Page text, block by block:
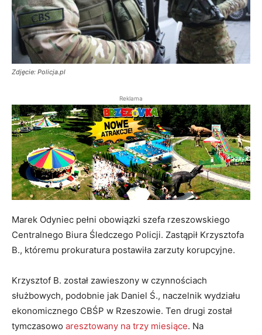
Zdjęcie: Policja.pl
Reklama
Marek Odyniec pełni obowiązki szefa rzeszowskiego
Centralnego Biura Śledczego Policji. Zastąpił Krzysztofa
B., któremu prokuratura postawiła zarzuty korupcyjne.
Krzysztof B. został zawieszony w czynnościach
służbowych, podobnie jak Daniel Ś., naczelnik wydziału
ekonomicznego CBŚP w Rzeszowie. Ten drugi został
tymczasowo aresztowany na trzy miesiące. Na